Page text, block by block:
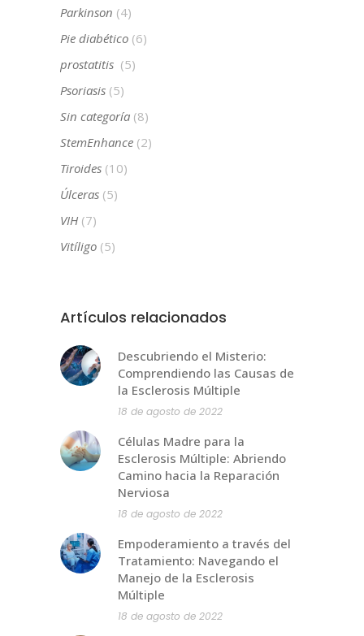
Parkinson (4)
Pie diabético (6)
prostatitis (5)
Psoriasis (5)
Sin categoría (8)
StemEnhance (2)
Tiroides (10)
Úlceras (5)
VIH (7)
Vitíligo (5)
Artículos relacionados
Descubriendo el Misterio:
Comprendiendo las Causas de
la Esclerosis Múltiple
18 de agosto de 2022
Células Madre para la
Esclerosis Múltiple: Abriendo
Camino hacia la Reparación
Nerviosa
18 de agosto de 2022
Empoderamiento a través del
Tratamiento: Navegando el
Manejo de la Esclerosis
Múltiple
18 de agosto de 2022